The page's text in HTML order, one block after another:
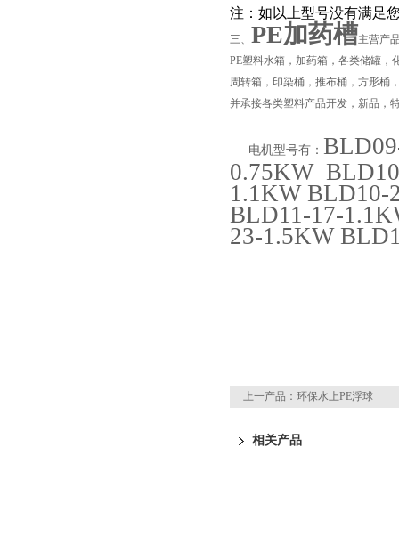
注：如以上型号没有满足
三、 PE加药槽主营产
PE塑料水箱，加药箱，各类储罐，
周转箱，印染桶，推布桶，方形桶
并承接各类塑料产品开发，新品，
电机型号有：
0.75KW
1.1KW BLD10-
BLD11-17-
23-1.5KW
上一产品： 环保水上PE浮球
相关产品